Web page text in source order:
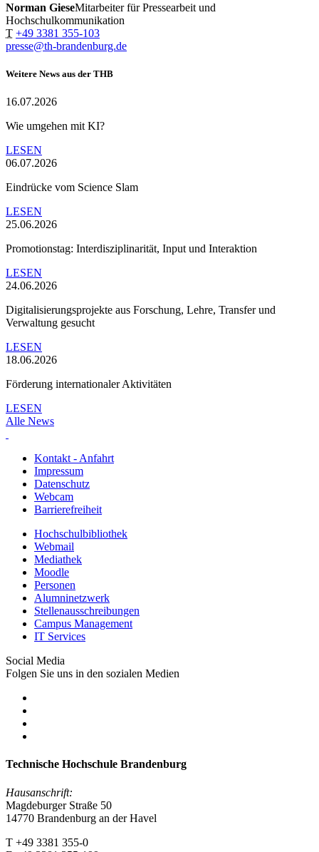
Norman GieseMitarbeiter für Pressearbeit und
Hochschulkommunikation
T +49 3381 355-103
presse@th-brandenburg.de
Weitere News aus der THB
16.07.2026
Wie umgehen mit KI?
LESEN
06.07.2026
Eindrücke vom Science Slam
LESEN
25.06.2026
Promotionstag: Interdisziplinarität, Input und Interaktion
LESEN
24.06.2026
Digitalisierungsprojekte aus Forschung, Lehre, Transfer und
Verwaltung gesucht
LESEN
18.06.2026
Förderung internationaler Aktivitäten
LESEN
Alle News
Kontakt - Anfahrt
Impressum
Datenschutz
Webcam
Barrierefreiheit
Hochschulbibliothek
Webmail
Mediathek
Moodle
Personen
Alumninetzwerk
Stellenausschreibungen
Campus Management
IT Services
Social Media
Folgen Sie uns in den sozialen Medien
Technische Hochschule Brandenburg
Hausanschrift:
Magdeburger Straße 50
14770 Brandenburg an der Havel
T +49 3381 355-0